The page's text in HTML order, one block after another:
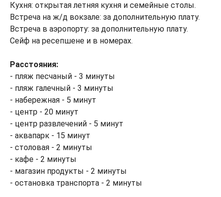
Кухня: открытая летняя кухня и семейные столы.
Встреча на ж/д вокзале: за дополнительную плату.
Встреча в аэропорту: за дополнительную плату.
Сейф на ресепшене и в номерах.
Расстояния:
- пляж песчаный - 3 минуты
- пляж галечный - 3 минуты
- набережная - 5 минут
- центр - 20 минут
- центр развлечений - 5 минут
- аквапарк - 15 минут
- столовая - 2 минуты
- кафе - 2 минуты
- магазин продукты - 2 минуты
- остановка транспорта - 2 минуты